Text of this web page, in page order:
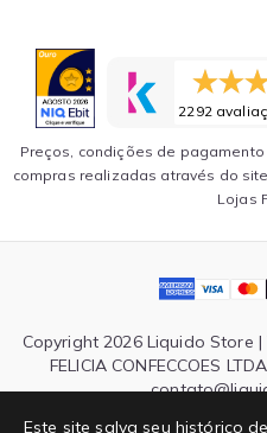
Este site salva seu histórico
2292
Preços, condições de
compras realizadas através do
Lojas
Copyright 2026 Liquido Store
FELICIA CONFECCOES